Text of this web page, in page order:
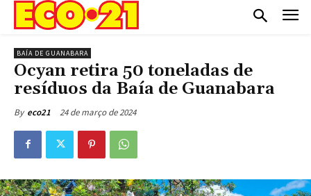
BAÍA DE GUANABARA
Ocyan retira 50 toneladas de
resíduos da Baía de Guanabara
By eco21 24 de março de 2024